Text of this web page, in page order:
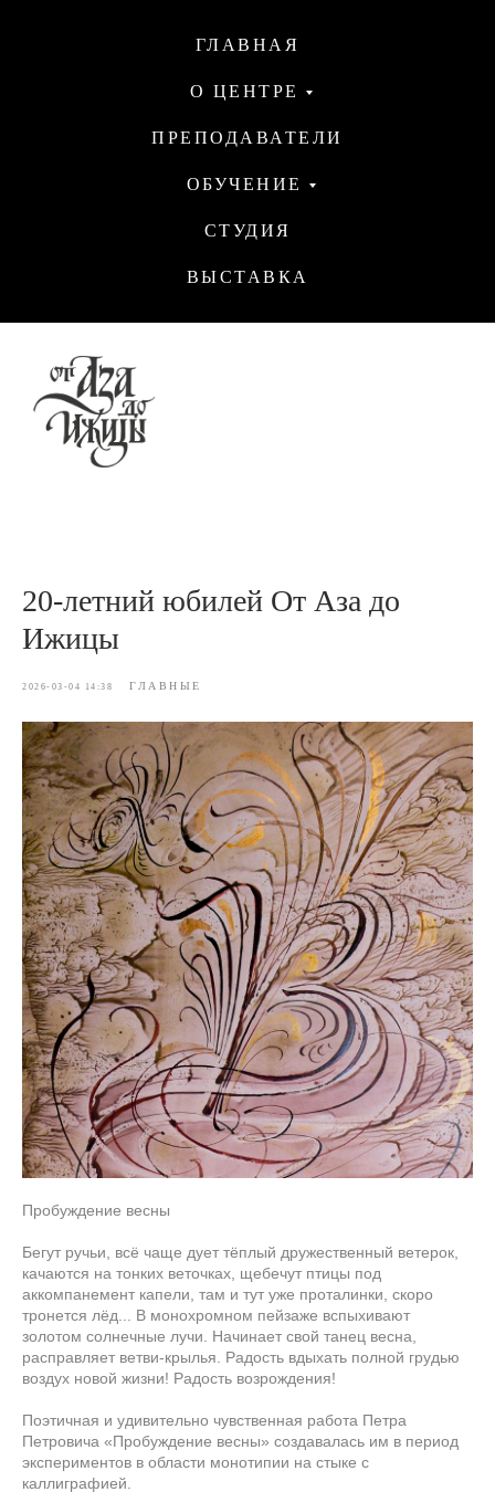
ГЛАВНАЯ
О ЦЕНТРЕ
ПРЕПОДАВАТЕЛИ
ОБУЧЕНИЕ
СТУДИЯ
ВЫСТАВКА
20-летний юбилей От Аза до
Ижицы
2026-03-04 14:38 ГЛАВНЫЕ
Пробуждение весны
Бегут ручьи, всё чаще дует тёплый дружественный ветерок,
качаются на тонких веточках, щебечут птицы под
аккомпанемент капели, там и тут уже проталинки, скоро
тронется лёд... В монохромном пейзаже вспыхивают
золотом солнечные лучи. Начинает свой танец весна,
расправляет ветви-крылья. Радость вдыхать полной грудью
воздух новой жизни! Радость возрождения!
Поэтичная и удивительно чувственная работа Петра
Петровича «Пробуждение весны» создавалась им в период
экспериментов в области монотипии на стыке с
каллиграфией.